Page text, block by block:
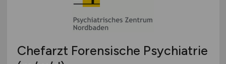
Chefarzt Forensische Psychiatrie